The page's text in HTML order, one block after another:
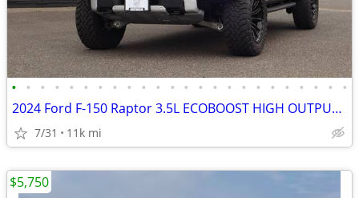
• • • • • • • • • • • • • • • • • • • • • • • •
2024 Ford F-150 Raptor 3.5L ECOBOOST HIGH OUTPUT 22" RIMS 37" TIRES
7/31 11k mi
$5,750